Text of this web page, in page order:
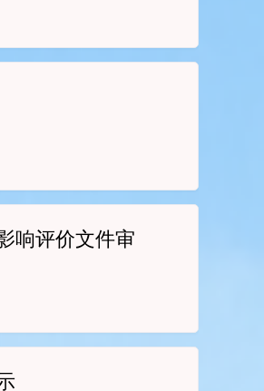
响评价文件审